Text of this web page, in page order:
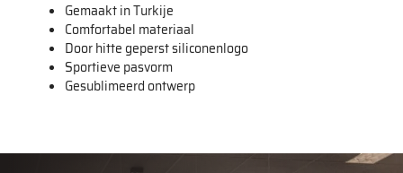
Gemaakt in Turkije
Comfortabel materiaal
Door hitte geperst siliconenlogo
Sportieve pasvorm
Gesublimeerd ontwerp